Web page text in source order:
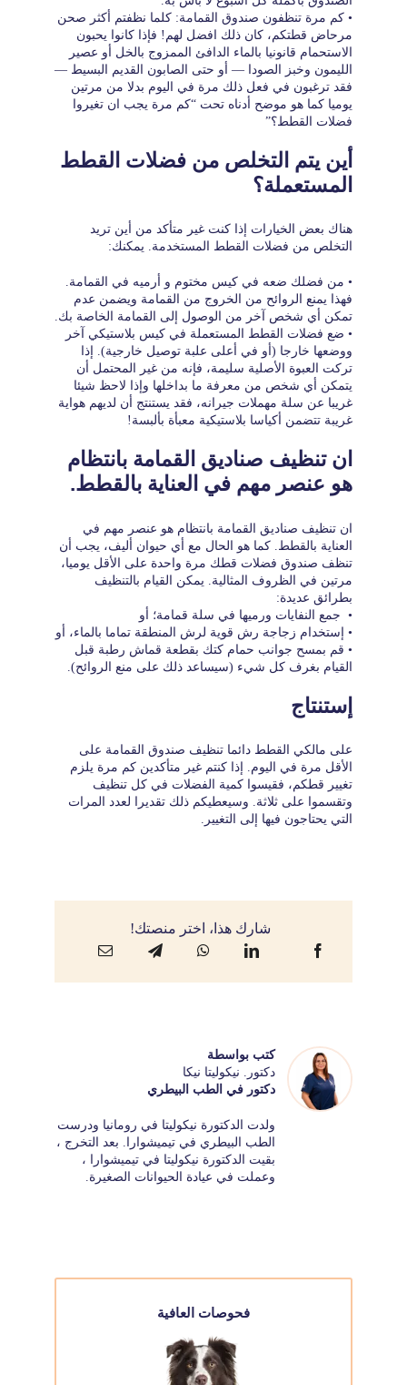
• كم مرة تنظفون صندوق القمامة: كلما نظفتم أكثر صحن
مرحاض قطتكم، كان ذلك افضل لهم! فإذا كانوا يحبون
الاستحمام قانونيا بالماء الدافئ الممزوج بالخل أو عصير
الليمون وخبز الصودا — أو حتى الصابون القديم البسيط —
فقد ترغبون في فعل ذلك مرة في اليوم بدلا من مرتين
يوميا كما هو موضح أدناه تحت “كم مرة يجب ان تغيروا
فضلات القطط؟”
أين يتم التخلص من فضلات القطط
المستعملة؟
هناك بعض الخيارات إذا كنت غير متأكد من أين تريد
التخلص من فضلات القطط المستخدمة. يمكنك:
• من فضلك ضعه في كيس مختوم و أرميه في القمامة.
فهذا يمنع الروائح من الخروج من القمامة ويضمن عدم
تمكن أي شخص آخر من الوصول إلى القمامة الخاصة بك.
• ضع فضلات القطط المستعملة في كيس بلاستيكي آخر
ووضعها خارجا (أو في أعلى علبة توصيل خارجية). إذا
تركت العبوة الأصلية سليمة، فإنه من غير المحتمل أن
يتمكن أي شخص من معرفة ما بداخلها وإذا لاحظ شيئا
غريبا عن سلة مهملات جيرانه، فقد يستنتج أن لديهم هواية
غريبة تتضمن أكياسا بلاستيكية معبأة بألبسة!
ان تنظيف صناديق القمامة بانتظام
هو عنصر مهم في العناية بالقطط.
ان تنظيف صناديق القمامة بانتظام هو عنصر مهم في
العناية بالقطط. كما هو الحال مع أي حيوان أليف، يجب أن
تنظف صندوق فضلات قطك مرة واحدة على الأقل يوميا،
مرتين في الظروف المثالية. يمكن القيام بالتنظيف
بطرائق عديدة:
• جمع النفايات ورميها في سلة قمامة؛ أو
• إستخدام زجاجة رش قوية لرش المنطقة تماما بالماء، أو
• قم بمسح جوانب حمام كتك بقطعة قماش رطبة قبل
القيام بغرف كل شيء (سيساعد ذلك على منع الروائح).
إستنتاج
على مالكي القطط دائما تنظيف صندوق القمامة على
الأقل مرة في اليوم. إذا كنتم غير متأكدين كم مرة يلزم
تغيير قطكم، فقيسوا كمية الفضلات في كل تنظيف
وتقسموا على ثلاثة. وسيعطيكم ذلك تقديرا لعدد المرات
التي يحتاجون فيها إلى التغيير.
شارك هذا، اختر منصتك!
كتب بواسطة
دكتور. نيكوليتا نيكا
دكتور في الطب البيطري
ولدت الدكتورة نيكوليتا في رومانيا ودرست
الطب البيطري في تيميشوارا. بعد التخرج ،
بقيت الدكتورة نيكوليتا في تيميشوارا ،
وعملت في عيادة الحيوانات الصغيرة.
فحوصات العافية